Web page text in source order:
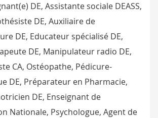
DE, Assistante sociale DEASS,
DE, Auxiliaire de
DE, Educateur spécialisé DE,
DE, Manipulateur radio DE,
CA, Ostéopathe, Pédicure-
DE, Préparateur en Pharmacie,
DE, Enseignant de
Nationale, Psychologue, Agent de